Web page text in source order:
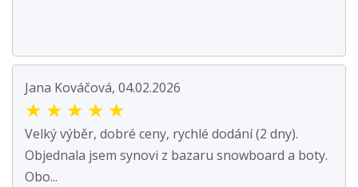
Jana Kováčová, 04.02.2026
★ ★ ★ ★ ★
Velký výběr, dobré ceny, rychlé dodání (2 dny).
Objednala jsem synovi z bazaru snowboard a boty.
Obo...